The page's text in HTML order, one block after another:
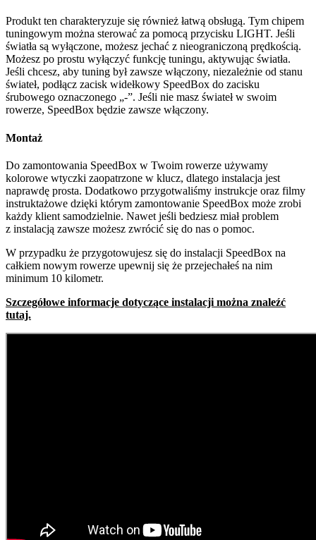
Produkt ten charakteryzuje się również łatwą obsługą. Tym chipem
tuningowym można sterować za pomocą przycisku LIGHT. Jeśli
światła są wyłączone, możesz jechać z nieograniczoną prędkością.
Możesz po prostu wyłączyć funkcję tuningu, aktywując światła.
Jeśli chcesz, aby tuning był zawsze włączony, niezależnie od stanu
świateł, podłącz zacisk widełkowy SpeedBox do zacisku
śrubowego oznaczonego „-”. Jeśli nie masz świateł w swoim
rowerze, SpeedBox będzie zawsze włączony.
Montaż
Do zamontowania SpeedBox w Twoim rowerze używamy
kolorowe wtyczki zaopatrzone w klucz, dlatego instalacja jest
naprawdę prosta. Dodatkowo przygotwaliśmy instrukcje oraz filmy
instruktażowe dzięki którym zamontowanie SpeedBox może zrobi
każdy klient samodzielnie. Nawet jeśli bedziesz miał problem
z instalacją zawsze możesz zwrócić się do nas o pomoc.
W przypadku że przygotowujesz się do instalacji SpeedBox na
całkiem nowym rowerze upewnij się że przejechałeś na nim
minimum 10 kilometr.
Szczegółowe informacje dotyczące instalacji można znaleźć
tutaj.